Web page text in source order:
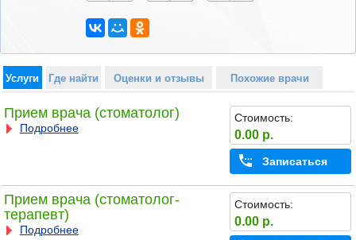
Услуги Где найти Оценки и отзывы Похожие врачи
Прием врача (стоматолог)
Подробнее
Стоимость:
0.00 р.
Записаться
Прием врача (стоматолог-
терапевт)
Подробнее
Стоимость:
0.00 р.